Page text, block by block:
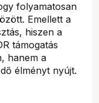
folyamatosan
Emellett a
hiszen a
támogatás
hanem a
élményt nyújt.